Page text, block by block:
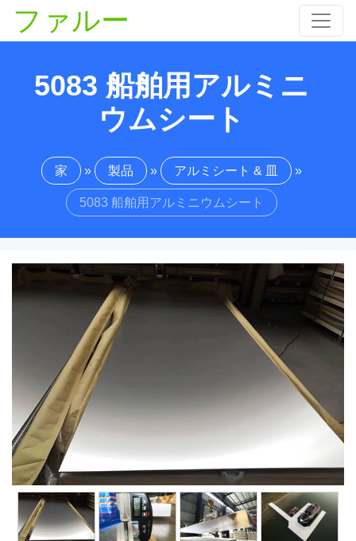
ファルー
5083 船舶用アルミニ
ウムシート
家 » 製品 » アルミシート & 皿 »
5083 船舶用アルミニウムシート